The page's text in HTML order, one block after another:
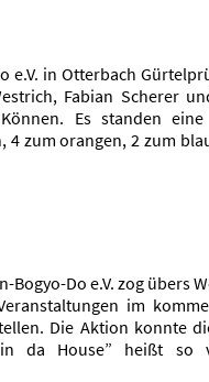
e.V. in Otterbach
Fabian Scherer
Es standen
4 zum orangen, 2 zum
Do e.V. zog übers
im
Die Aktion konnte
in da House” heißt so